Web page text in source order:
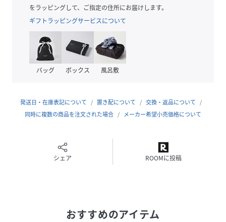
サイズ F
MH3383_139281
(139281-05-09 MH3383
をラッピングして、ご指定の住所にお届けします。
ギフトラッピングサービスについて
バッグ ボックス 風呂敷
発送日・在庫表記について 置き配について
交換・返品について
同時に複数の商品を注文された場合
メーカー希望小売価格について
シェア ROOMに投稿
おすすめのアイテム